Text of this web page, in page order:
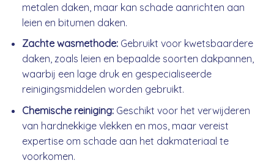
metalen daken, maar kan schade aanrichten aan
leien en bitumen daken.
Zachte wasmethode:Gebruikt voor kwetsbaardere
daken, zoals leien en bepaalde soorten dakpannen,
waarbij een lage druk en gespecialiseerde
reinigingsmiddelen worden gebruikt.
Chemische reiniging:Geschikt voor het verwijderen
van hardnekkige vlekken en mos, maar vereist
expertise om schade aan het dakmateriaal te
voorkomen.